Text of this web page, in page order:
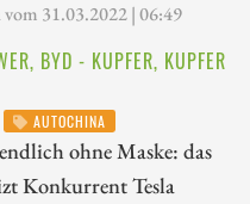
31.03.2022 | 06:49
BYD - KUPFER, KUPFER
AUTOCHINA
ohne Maske: das
Konkurrent Tesla